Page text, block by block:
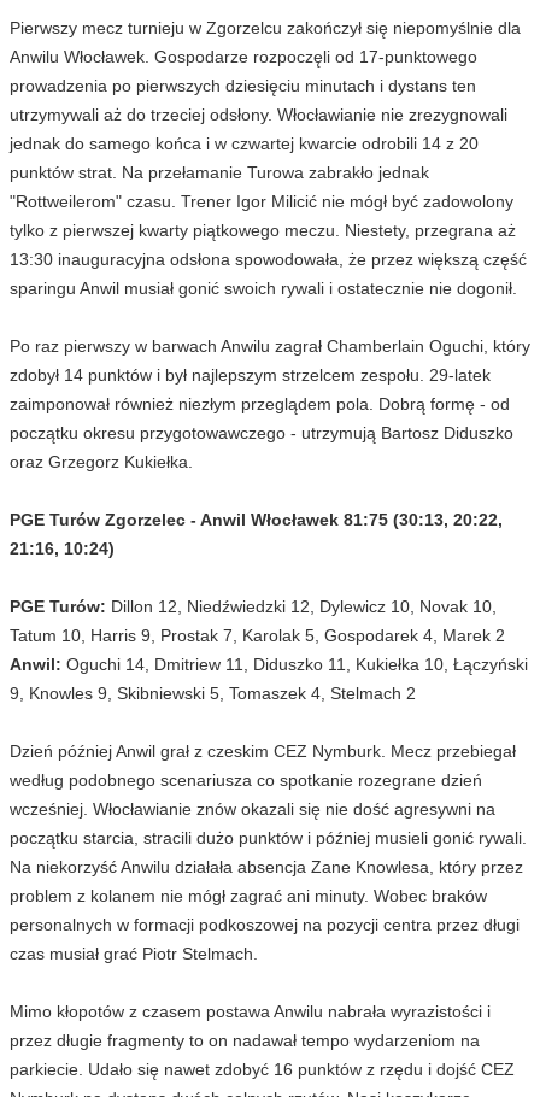
Pierwszy mecz turnieju w Zgorzelcu zakończył się niepomyślnie dla
Anwilu Włocławek. Gospodarze rozpoczęli od 17-punktowego
prowadzenia po pierwszych dziesięciu minutach i dystans ten
utrzymywali aż do trzeciej odsłony. Włocławianie nie zrezygnowali
jednak do samego końca i w czwartej kwarcie odrobili 14 z 20
punktów strat. Na przełamanie Turowa zabrakło jednak
"Rottweilerom" czasu. Trener Igor Milicić nie mógł być zadowolony
tylko z pierwszej kwarty piątkowego meczu. Niestety, przegrana aż
13:30 inauguracyjna odsłona spowodowała, że przez większą część
sparingu Anwil musiał gonić swoich rywali i ostatecznie nie dogonił.
Po raz pierwszy w barwach Anwilu zagrał Chamberlain Oguchi, który
zdobył 14 punktów i był najlepszym strzelcem zespołu. 29-latek
zaimponował również niezłym przeglądem pola. Dobrą formę - od
początku okresu przygotowawczego - utrzymują Bartosz Diduszko
oraz Grzegorz Kukiełka.
PGE Turów Zgorzelec - Anwil Włocławek 81:75 (30:13, 20:22,
21:16, 10:24)
PGE Turów: Dillon 12, Niedźwiedzki 12, Dylewicz 10, Novak 10,
Tatum 10, Harris 9, Prostak 7, Karolak 5, Gospodarek 4, Marek 2
Anwil: Oguchi 14, Dmitriew 11, Diduszko 11, Kukiełka 10, Łączyński
9, Knowles 9, Skibniewski 5, Tomaszek 4, Stelmach 2
Dzień później Anwil grał z czeskim CEZ Nymburk. Mecz przebiegał
według podobnego scenariusza co spotkanie rozegrane dzień
wcześniej. Włocławianie znów okazali się nie dość agresywni na
początku starcia, stracili dużo punktów i później musieli gonić rywali.
Na niekorzyść Anwilu działała absencja Zane Knowlesa, który przez
problem z kolanem nie mógł zagrać ani minuty. Wobec braków
personalnych w formacji podkoszowej na pozycji centra przez długi
czas musiał grać Piotr Stelmach.
Mimo kłopotów z czasem postawa Anwilu nabrała wyrazistości i
przez długie fragmenty to on nadawał tempo wydarzeniom na
parkiecie. Udało się nawet zdobyć 16 punktów z rzędu i dojść CEZ